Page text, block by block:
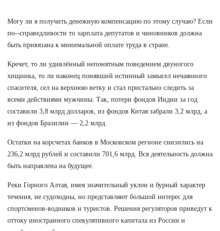
Могу ли я получить денежную компенсацию по этому случаю? Если
по--справедливости то зарплата депутатов и чиновников должна
быть привязана к минимальной оплате труда в стране.
Кречет, то ли удивлённый непонятным поведением двуногого
хищника, то ли наконец понявший истинный замысел нечаянного
спасителя, сел на верхнюю ветку и стал пристально следить за
всеми действиями мужчины. Так, потери фондов Индии за год
составили 3,8 млрд долларов, из фондов Китая забрали 3,2 млрд, а
из фондов Бразилии — 2,2 млрд.
Остатки на корсчетах банков в Московском регионе снизились на
236,2 млрд рублей и составили 701,6 млрд. Вся деятельность должна
быть направлена на будущее.
Реки Горного Алтая, имея значительный уклон и бурный характер
течения, не судоходны, но представляют большой интерес для
спортсменов-водников и туристов. Решения регуляторов приведут к
оттоку иностранного спекулятивного капитала из России и